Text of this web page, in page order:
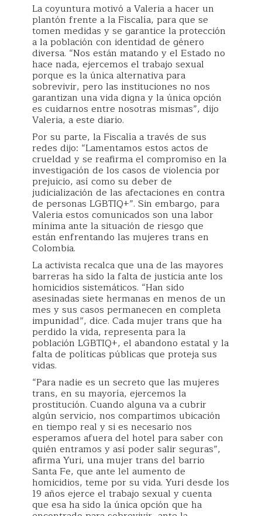
La coyuntura motivó a Valeria a hacer un
plantón frente a la Fiscalía, para que se
tomen medidas y se garantice la protección
a la población con identidad de género
diversa. “Nos están matando y el Estado no
hace nada, ejercemos el trabajo sexual
porque es la única alternativa para
sobrevivir, pero las instituciones no nos
garantizan una vida digna y la única opción
es cuidarnos entre nosotras mismas”, dijo
Valeria, a este diario.
Por su parte, la Fiscalía a través de sus
redes dijo: “Lamentamos estos actos de
crueldad y se reafirma el compromiso en la
investigación de los casos de violencia por
prejuicio, así como su deber de
judicialización de las afectaciones en contra
de personas LGBTIQ+”. Sin embargo, para
Valeria estos comunicados son una labor
mínima ante la situación de riesgo que
están enfrentando las mujeres trans en
Colombia.
La activista recalca que una de las mayores
barreras ha sido la falta de justicia ante los
homicidios sistemáticos. “Han sido
asesinadas siete hermanas en menos de un
mes y sus casos permanecen en completa
impunidad”, dice. Cada mujer trans que ha
perdido la vida, representa para la
población LGBTIQ+, el abandono estatal y la
falta de políticas públicas que proteja sus
vidas.
“Para nadie es un secreto que las mujeres
trans, en su mayoría, ejercemos la
prostitución. Cuando alguna va a cubrir
algún servicio, nos compartimos ubicación
en tiempo real y si es necesario nos
esperamos afuera del hotel para saber con
quién entramos y así poder salir seguras”,
afirma Yuri, una mujer trans del barrio
Santa Fe, que ante lel aumento de
homicidios, teme por su vida. Yuri desde los
19 años ejerce el trabajo sexual y cuenta
que esa ha sido la única opción que ha